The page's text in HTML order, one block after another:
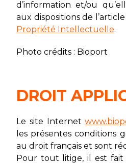
d’information et/ou
aux dispositions de l’article
Propriété Intellectuelle.
Photo crédits : Bioport
DROIT
Le site Internet
les présentes conditions
au droit français et sont
Pour tout litige, il est fait